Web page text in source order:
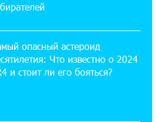
2026
Rate.Trading на Seaside Startup
2026
открытие Khachaturian Rooftop
IDBank
опасный астероид
Что известно о 2024
и стоит ли его бояться?